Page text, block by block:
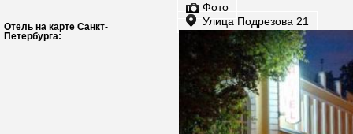
Отель на карте Санкт-
Петербурга:
Фото
Улица Подрезова 21